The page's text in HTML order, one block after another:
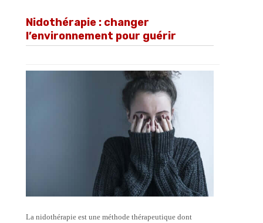
Nidothérapie : changer
l’environnement pour guérir
La nidothérapie est une méthode thérapeutique dont